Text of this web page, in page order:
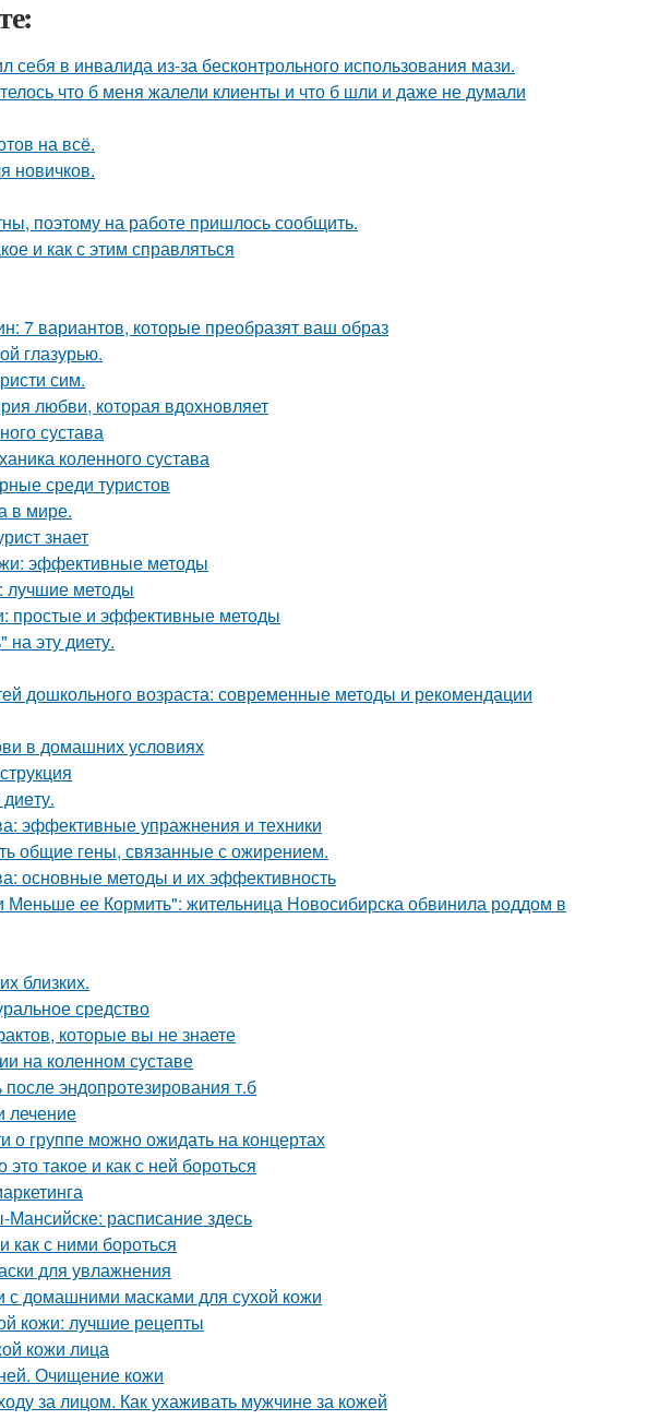
в инвалида из-за бесконтрольного использования мази.
что б меня жалели клиенты и что б шли и даже не думали
на всё.
новичков.
поэтому на работе пришлось сообщить.
и как с этим справляться
7 вариантов, которые преобразят ваш образ
глазурью.
сим.
любви, которая вдохновляет
сустава
коленного сустава
среди туристов
в мире.
знает
эффективные методы
лучшие методы
простые и эффективные методы
эту диету.
дошкольного возраста: современные методы и рекомендации
в домашних условиях
эффективные упражнения и техники
общие гены, связанные с ожирением.
основные методы и их эффективность
ее Кормить": жительница Новосибирска обвинила роддом в
близких.
средство
которые вы не знаете
на коленном суставе
эндопротезирования т.б
лечение
о группе можно ожидать на концертах
это такое и как с ней бороться
расписание здесь
как с ними бороться
для увлажнения
с домашними масками для сухой кожи
кожи: лучшие рецепты
кожи лица
Очищение кожи
за лицом. Как ухаживать мужчине за кожей